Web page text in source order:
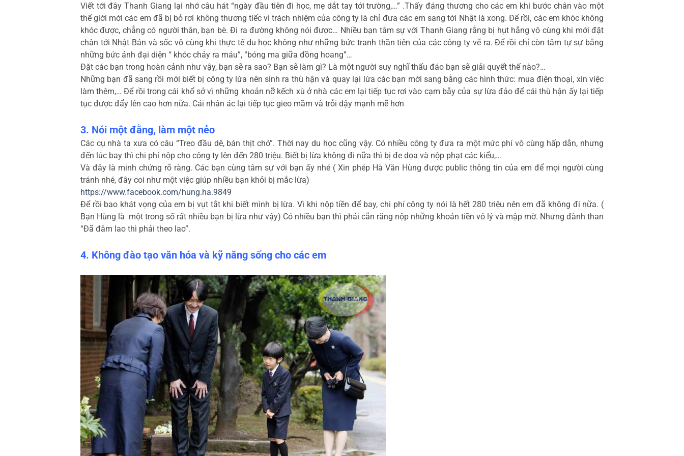
Viết tới đây Thanh Giang lại nhớ câu hát “ngày đầu tiên đi học, mẹ dắt tay tới trường,…” .Thấy đáng thương cho các em khi bước chân vào một
thế giới mới các em đã bị bỏ rơi không thương tiếc vì trách nhiệm của công ty là chỉ đưa các em sang tới Nhật là xong. Để rồi, các em khóc không
khóc được, chẳng có người thân, bạn bè. Đi ra đường không nói được… Nhiều bạn tâm sự với Thanh Giang rằng bị hụt hẫng vô cùng khi mới đặt
chân tới Nhật Bản và sốc vô cùng khi thực tế du học không như những bức tranh thần tiên của các công ty vẽ ra. Để rồi chỉ còn tâm tự sự bằng
những bức ảnh đại diện “ khóc chảy ra máu”, “bóng ma giữa đồng hoang”…
Đặt các bạn trong hoàn cảnh như vậy, bạn sẽ ra sao? Bạn sẽ làm gì? Là một người suy nghĩ thấu đáo bạn sẽ giải quyết thế nào?…
Những bạn đã sang rồi mới biết bị công ty lừa nên sinh ra thù hận và quay lại lừa các bạn mới sang bằng các hình thức: mua điện thoại, xin việc
làm thêm,… Để rồi trong cái khổ sở vì những khoản nỡ kếch xù ở nhà các em lại tiếp tục rơi vào cạm bẫy của sự lừa đảo để cái thù hận ấy lại tiếp
tục được đẩy lên cao hơn nữa. Cái nhân ác lại tiếp tục gieo mầm và trỗi dậy mạnh mẽ hơn
3. Nói một đằng, làm một nẻo
Các cụ nhà ta xưa có câu “Treo đầu dê, bán thịt chó”. Thời nay du học cũng vậy. Có nhiều công ty đưa ra một mức phí vô cùng hấp dẫn, nhưng
đến lúc bay thì chi phí nộp cho công ty lên đến 280 triệu. Biết bị lừa không đi nữa thì bị đe dọa và nộp phạt các kiểu,…
Và đây là minh chứng rõ ràng. Các bạn cùng tâm sự với bạn ấy nhé ( Xin phép Hà Văn Hùng được public thông tin của em để mọi người cùng
tránh nhé, đây coi như một việc giúp nhiều bạn khỏi bị mắc lừa)
https://www.facebook.com/hung.ha.9849
Để rồi bao khát vọng của em bị vụt tắt khi biết mình bị lừa. Vì khi nộp tiền để bay, chi phí công ty nói là hết 280 triệu nên em đã không đi nữa. (
Bạn Hùng là một trong số rất nhiều bạn bị lừa như vậy) Có nhiều bạn thì phải cắn răng nộp những khoản tiền vô lý và mập mờ. Nhưng đành than
“Đã đâm lao thì phải theo lao”.
4. Không đào tạo văn hóa và kỹ năng sống cho các em